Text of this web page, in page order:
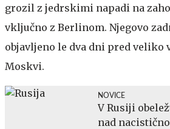
grozil z jedrskimi napadi na
vključno z Berlinom. Njegovo
objavljeno le dva dni pred veliko
Moskvi.
NOVICE
V Rusiji
nad